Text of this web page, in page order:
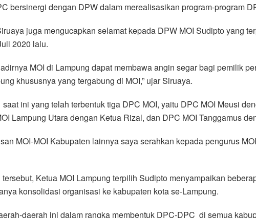
bersinergi dengan DPW dalam merealisasikan program-program
juga mengucapkan selamat kepada DPW MOI Sudipto yang
2020 lalu.
MOI di Lampung dapat membawa angin segar bagi pemilik
khususnya yang tergabung di MOI,” ujar Siruaya.
ini yang telah terbentuk tiga DPC MOI, yaitu DPC MOI Meusi
Lampung Utara dengan Ketua Rizal, dan DPC MOI Tanggamus
MOI-MOI Kabupaten lainnya saya serahkan kepada pengurus
Ketua MOI Lampung terpilih Sudipto menyampaikan
konsolidasi organisasi ke kabupaten kota se-Lampung.
daerah ini dalam rangka membentuk DPC-DPC di semua